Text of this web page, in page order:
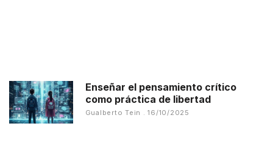
Enseñar el pensamiento crítico
como práctica de libertad
Gualberto Tein 16/10/2025